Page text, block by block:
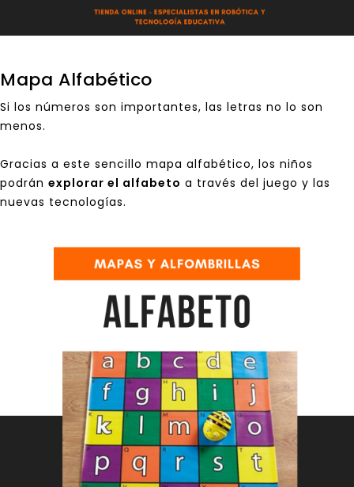
Mapa Alfabético
Si los números son importantes, las letras no lo son
menos.
Gracias a este sencillo mapa alfabético, los niños
podrán explorar el alfabeto a través del juego y las
nuevas tecnologías.